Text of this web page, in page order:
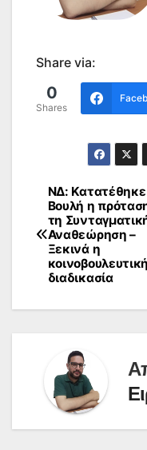
Share via:
0
Shares
άρθρων
ΝΔ:
Βουλή η
τη
Αναθεώρηση –
Ξεκινά η
κοινοβουλευτική
διαδικασία